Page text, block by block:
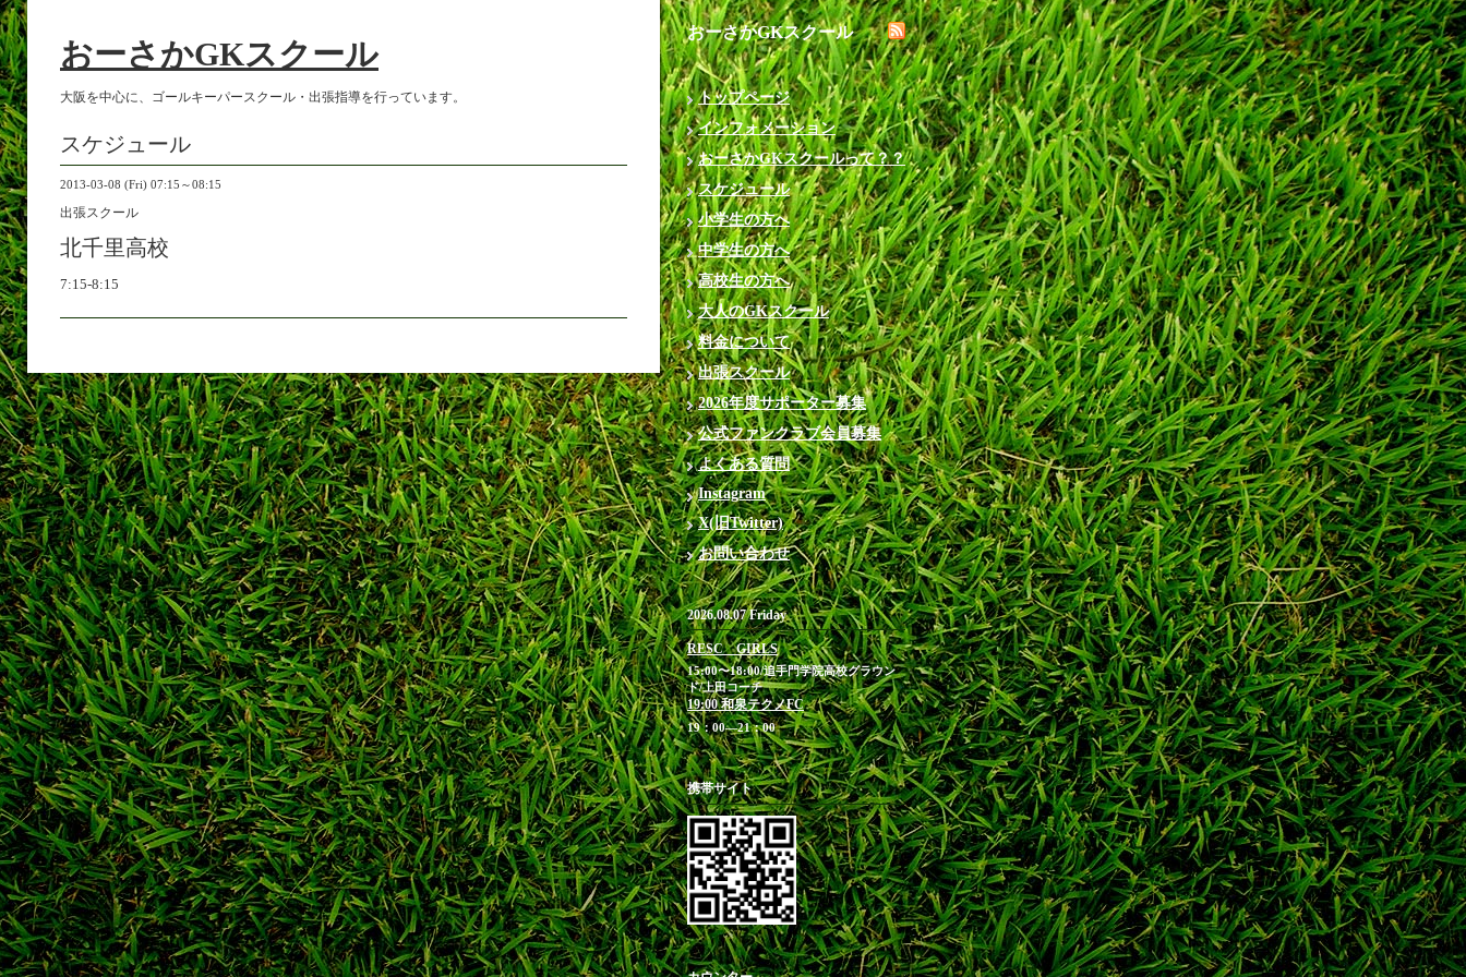
おーさかGKスクール
大阪を中心に、ゴールキーパースクール・出張指導を行っています。
スケジュール
2013-03-08 (Fri) 07:15～08:15
出張スクール
北千里高校
7:15-8:15
おーさかGKスクール
トップページ
インフォメーション
おーさかGKスクールって？？
スケジュール
小学生の方へ
中学生の方へ
高校生の方へ
大人のGKスクール
料金について
出張スクール
2026年度サポーター募集
公式ファンクラブ会員募集
よくある質問
Instagram
X(旧Twitter)
お問い合わせ
2026.08.07 Friday
RESC GIRLS
15:00〜18:00/追手門学院高校グラウン
ド/上田コーチ
19:00 和泉テクノFC
19：00―21：00
携帯サイト